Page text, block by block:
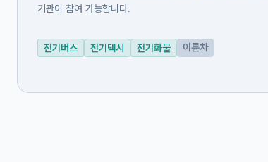
기관이 참여 가능합니다.
전기버스 전기택시 전기화물 이륜차